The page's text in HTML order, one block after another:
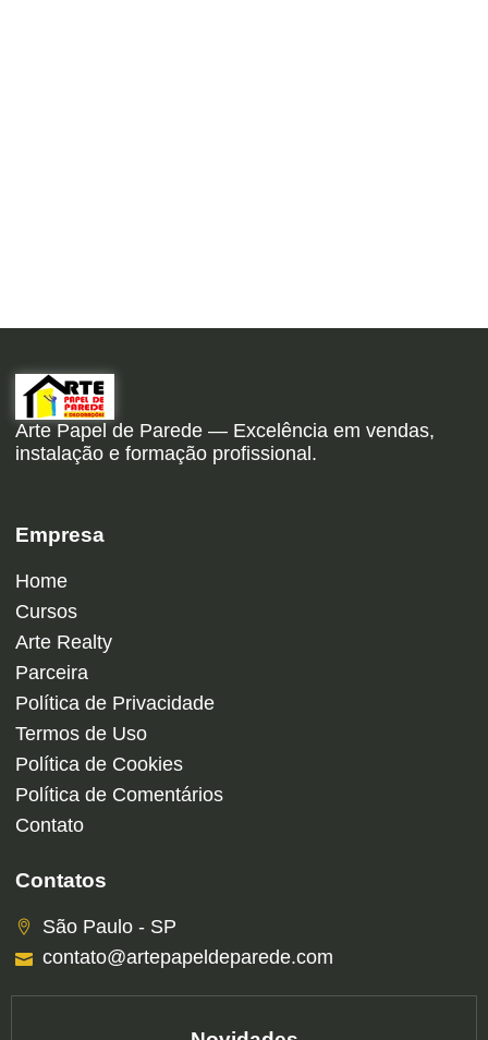
Arte Papel de Parede — Excelência em vendas,
instalação e formação profissional.
Empresa
Home
Cursos
Arte Realty
Parceira
Política de Privacidade
Termos de Uso
Política de Cookies
Política de Comentários
Contato
Contatos
São Paulo - SP
contato@artepapeldeparede.com